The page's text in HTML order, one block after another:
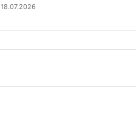
18.07.2026